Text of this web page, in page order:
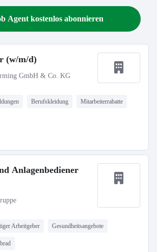
Agent kostenlos abonnieren
(w/m/d)
GmbH & Co. KG
Berufskleidung Mitarbeiterrabatte
Anlagenbediener
Arbeitgeber Gesundheitsangebote